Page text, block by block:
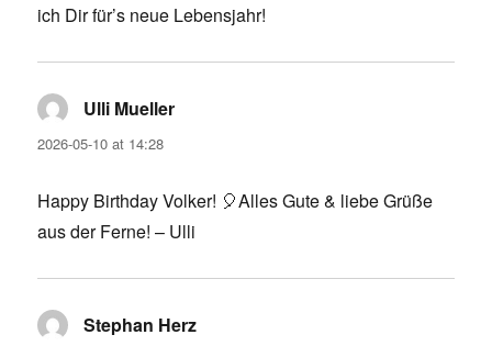
ich Dir für’s neue Lebensjahr!
Ulli Mueller
2026-05-10 at 14:28
Happy Birthday Volker! 🎈Alles Gute & liebe Grüße
aus der Ferne! – Ulli
Stephan Herz